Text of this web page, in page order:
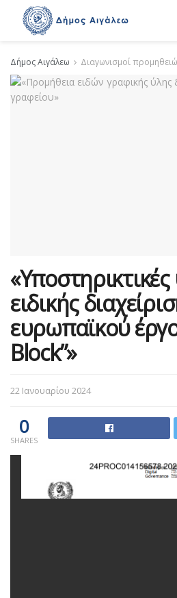
Δήμος Αιγάλεω Διαγωνισμοί
ειδικής
ευρωπαϊκού
Block”»
22 Ιανουαρίου 2024
0
SHARES